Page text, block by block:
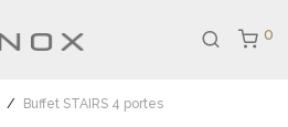
0
/ Buffet STAIRS 4 portes